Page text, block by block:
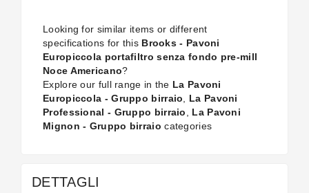
Looking for similar items or different
specifications for this Brooks - Pavoni
Europiccola portafiltro senza fondo pre-mill
Noce Americano?
Explore our full range in the La Pavoni
Europiccola - Gruppo birraio
La Pavoni
Professional - Gruppo birraio
La Pavoni
Mignon - Gruppo birraio categories
DETTAGLI